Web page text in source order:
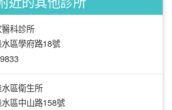
科診所
區學府路18號
區衛生所
區中山路158號